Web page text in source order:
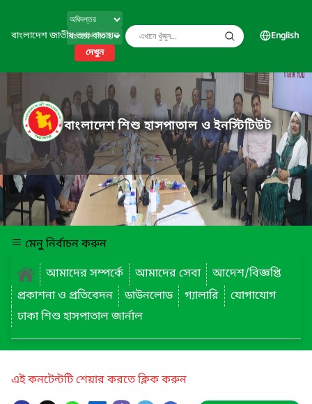
বাংলাদেশ জাতীয় তথ্য বাতায়ন
দেখুন
English
বাংলাদেশ শিশু হাসপাতাল ও ইনস্টিটিউট
মেনু নির্বাচন করুন
আমাদের সম্পর্কে
আমাদের সেবা
আদেশ/বিজ্ঞপ্তি
প্রকাশনা ও প্রতিবেদন
ডাউনলোড গ্যালারি
যোগাযোগ
ঢাকা শিশু হাসপাতাল জার্নাল
এই কনটেন্টটি শেয়ার করতে ক্লিক করুন